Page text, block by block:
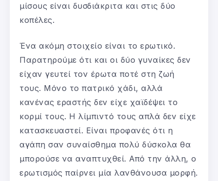
μίσους είναι δυσδιάκριτα και στις δύο
κοπέλες.
Ένα ακόμη στοιχείο είναι το ερωτικό.
Παρατηρούμε ότι και οι δύο γυναίκες δεν
είχαν γευτεί τον έρωτα ποτέ στη ζωή
τους. Μόνο το πατρικό χάδι, αλλά
κανένας εραστής δεν είχε χαϊδέψει το
κορμί τους. Η λίμπιντό τους απλά δεν είχε
κατασκευαστεί. Είναι προφανές ότι η
αγάπη σαν συναίσθημα πολύ δύσκολα θα
μπορούσε να αναπτυχθεί. Από την άλλη, ο
ερωτισμός παίρνει μία λανθάνουσα μορφή.